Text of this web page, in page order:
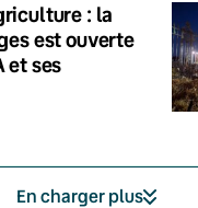
: la
est ouverte
et ses
En charger plus